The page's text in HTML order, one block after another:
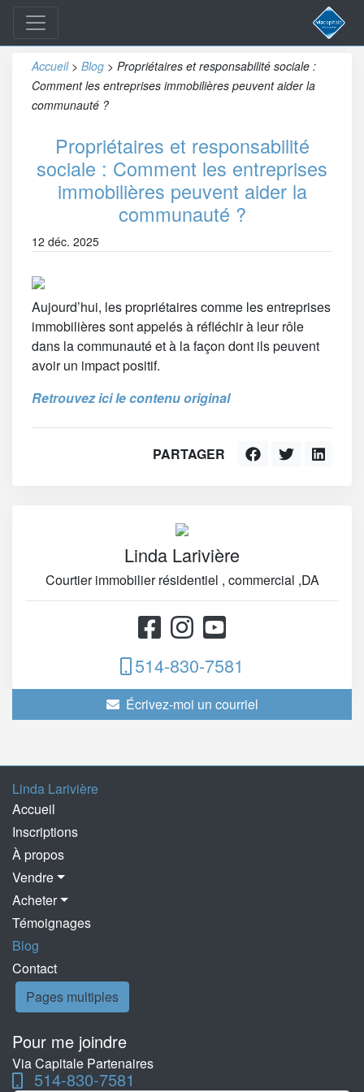
Accueil > Blog > Propriétaires et responsabilité sociale :
Comment les entreprises immobilières peuvent aider la
communauté ?
Propriétaires et responsabilité
sociale : Comment les entreprises
immobilières peuvent aider la
communauté ?
12 déc. 2025
Aujourd’hui, les propriétaires comme les entreprises
immobilières sont appelés à réfléchir à leur rôle
dans la communauté et à la façon dont ils peuvent
avoir un impact positif.
Retrouvez ici le contenu original
PARTAGER
Linda Larivière
Courtier immobilier résidentiel , commercial ,DA
514-830-7581
Écrivez-moi un courriel
Linda Larivière
Accueil
Inscriptions
À propos
Vendre
Acheter
Témoignages
Blog
Contact
Pages multiples
Pour me joindre
Via Capitale Partenaires
514-830-7581